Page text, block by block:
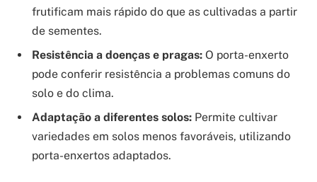
frutificam mais rápido do que as cultivadas a partir
de sementes.
Resistência a doenças e pragas: O porta-enxerto
pode conferir resistência a problemas comuns do
solo e do clima.
Adaptação a diferentes solos: Permite cultivar
variedades em solos menos favoráveis, utilizando
porta-enxertos adaptados.